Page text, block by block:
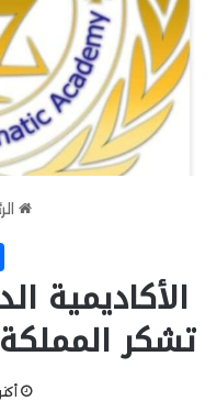
الأكاديمية
تشكر
أكتوبر